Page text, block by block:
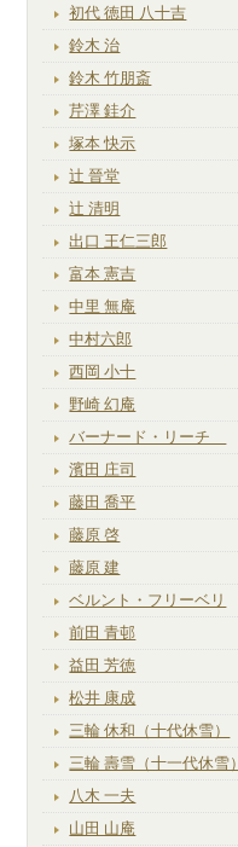
初代 徳田 八十吉
鈴木 治
鈴木 竹朋斎
芹澤 銈介
塚本 快示
辻 晉堂
辻 清明
出口 王仁三郎
富本 憲吉
中里 無庵
中村六郎
西岡 小十
野崎 幻庵
バーナード・リーチ
濱田 庄司
藤田 喬平
藤原 啓
藤原 建
ベルント・フリーベリ
前田 青邨
益田 芳徳
松井 康成
三輪 休和（十代休雪）
三輪 壽雪（十一代休雪）
八木 一夫
山田 山庵